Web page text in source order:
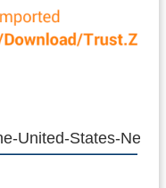
United-States-